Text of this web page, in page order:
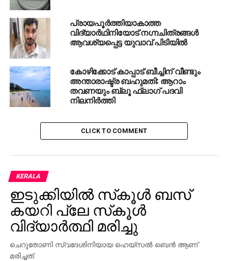
പ്രായപൂര്‍ത്തിയാകാത്ത
വിദ്യാര്‍ഥിനിയോട് നഗ്നചിത്രങ്ങള്‍
ആവശ്യപ്പെട്ട യുവാവ് പിടിയില്‍
കോഴിക്കോട് കാപ്പാട് ബീച്ചിന് വീണ്ടും
അന്താരാഷ്ട്ര ബഹുമതി: ആറാം
തവണയും ബ്ലൂ ഫ്‌ലാഗ് പദവി
നിലനിര്‍ത്തി
CLICK TO COMMENT
KERALA
ഇടുക്കിയില്‍ സ്‌കൂള്‍ ബസ്
കയറി പ്ലേ സ്‌കൂള്‍
വിദ്യാര്‍ത്ഥി മരിച്ചു
ചെറുതോണി സ്വദേശിനിയായ ഹെയ്‌സല്‍ ബെന്‍ ആണ്
മരിച്ചത്.